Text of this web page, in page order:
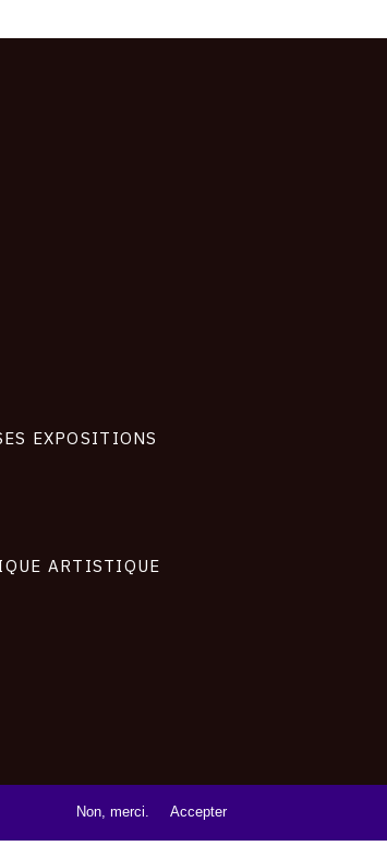
EXPOSITIONS
ARTISTIQUE
Non, merci. Accepter